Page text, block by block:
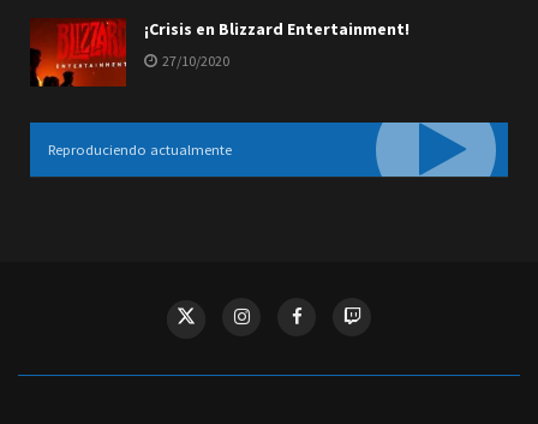
¡Crisis en Blizzard Entertainment!
27/10/2020
Reproduciendo actualmente